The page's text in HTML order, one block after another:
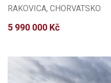
RAKOVICA, CHORVATSKO
5 990 000 Kč